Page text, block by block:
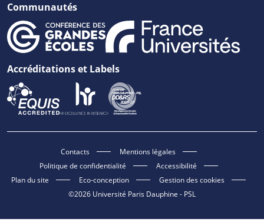
Communautés
Accréditations et Labels
Contacts
Mentions légales
Politique de confidentialité
Accessibilité
Plan du site
Eco-conception
Gestion des cookies
©2026 Université Paris Dauphine - PSL